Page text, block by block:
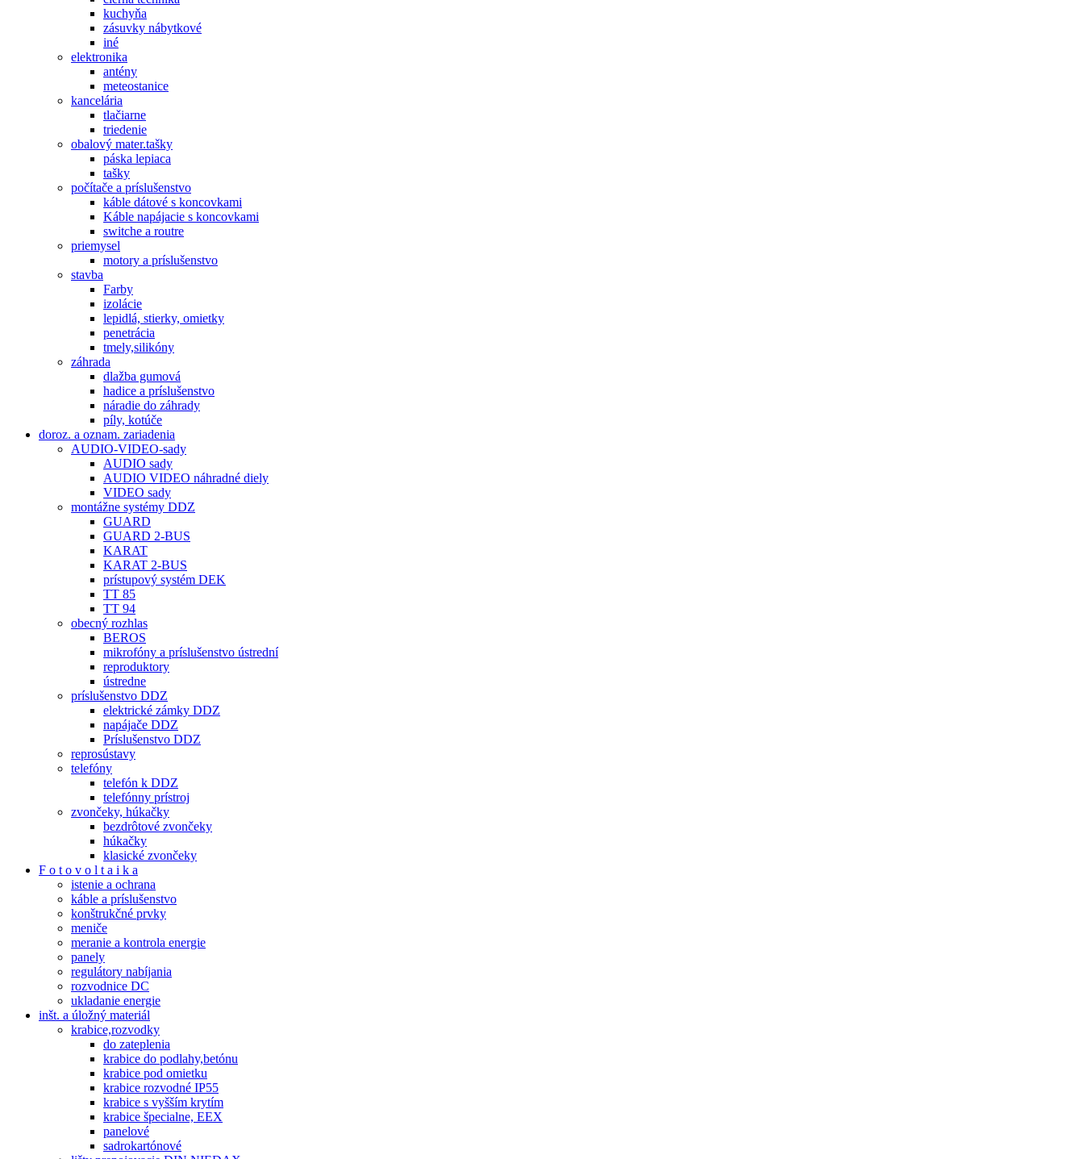
kuchyňa
zásuvky nábytkové
iné
elektronika
antény
meteostanice
kancelária
tlačiarne
triedenie
obalový mater.tašky
páska lepiaca
tašky
počítače a príslušenstvo
káble dátové s koncovkami
Káble napájacie s koncovkami
switche a routre
priemysel
motory a príslušenstvo
stavba
Farby
izolácie
lepidlá, stierky, omietky
penetrácia
tmely,silikóny
záhrada
dlažba gumová
hadice a príslušenstvo
náradie do záhrady
píly, kotúče
doroz. a oznam. zariadenia
AUDIO-VIDEO-sady
AUDIO sady
AUDIO VIDEO náhradné diely
VIDEO sady
montážne systémy DDZ
GUARD
GUARD 2-BUS
KARAT
KARAT 2-BUS
prístupový systém DEK
TT 85
TT 94
obecný rozhlas
BEROS
mikrofóny a príslušenstvo ústrední
reproduktory
ústredne
príslušenstvo DDZ
elektrické zámky DDZ
napájače DDZ
Príslušenstvo DDZ
reprosústavy
telefóny
telefón k DDZ
telefónny prístroj
zvončeky, húkačky
bezdrôtové zvončeky
húkačky
klasické zvončeky
F o t o v o l t a i k a
istenie a ochrana
káble a príslušenstvo
konštrukčné prvky
meniče
meranie a kontrola energie
panely
regulátory nabíjania
rozvodnice DC
ukladanie energie
inšt. a úložný materiál
krabice,rozvodky
do zateplenia
krabice do podlahy,betónu
krabice pod omietku
krabice rozvodné IP55
krabice s vyšším krytím
krabice špecialne, EEX
panelové
sadrokartónové